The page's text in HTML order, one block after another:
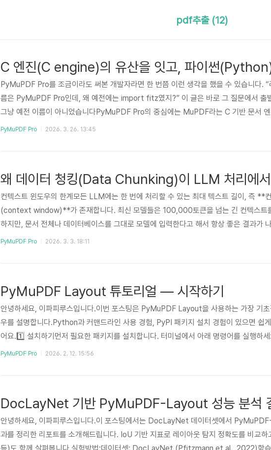
pdf추출 (12)
PyMuPDF Pro를 조금이라도 써본 개발자라면 한 번쯤 이런 생각을 했을 수 있습니다. “
름은 PyMuPDF Pro인데, 왜 예전에는 import fitz였지?” 이 글은 바로 그 질문에서 출
그냥 예전 이름이 아니었습니다PyMuPDF Pro의 중심에는 MuPDF라는 C 기반 문서
document engine)이 있습니다. MuPDF는 Artifex가 오래 다듬어 온 엔진으로, PDF
PyMuPDF Pro 2026. 3. 26. 13:45
컨텍스트 윈도우의 한계모든 LLM에는 한 번에 처리할 수 있는 최대 텍스트 길이, 즉 **
(context window)**가 존재합니다. 최신 모델들은 100,000토큰을 넘는 긴 컨텍스트
하지만, 문서 전체나 데이터베이스를 그대로 모델에 입력한다고 해서 항상 좋은 결과가
다.컨텍스트가 길어질수록 모델이 그 안에서 정말 중요한 정보를 정확히 찾아내는 능력은
PyMuPDF Pro 2026. 3. 3. 18:11
PyMuPDF Layout 튜토리얼 — 시작하기
안녕하세요, 이파피루스입니다.이번 포스팅은 PyMuPDF Layout을 사용하는 가장 기
우를 설명합니다.Python과 커맨드라인 사용 경험, PyPI 패키지 설치 경험이 있으면 쉽
어요.1️⃣ 설치하기먼저 필요한 패키지를 설치합니다. 터미널에서 아래 명령어를 실행하
pymupdf-layoutpip install pymupdf4llmPyMuPDF Layout은 레이아웃을 감지/분석
PyMuPDF Pro 2026. 2. 12. 15:56
안녕하세요, 이파피루스입니다.이 포스팅에서는 DocLayNet 데이터셋에서
과를 정리한 리포트를 소개해드립니다. IoU 기반 지표로 레이아웃 탐지 정확도를 비교